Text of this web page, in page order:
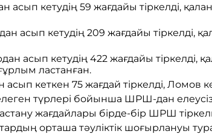
асып кетудің 59 жағдайы тіркелді,
асып кетудің 209 жағдайы тіркелді,
асып кетудің 422 жағдайы
ластанған.
кеткен 75 жағдай тіркелді, Ломов
түрлері бойынша ШРШ-дан елеусіз
жағдайлары бірде-бір ШРШ
орташа тәуліктік шоғырлануы